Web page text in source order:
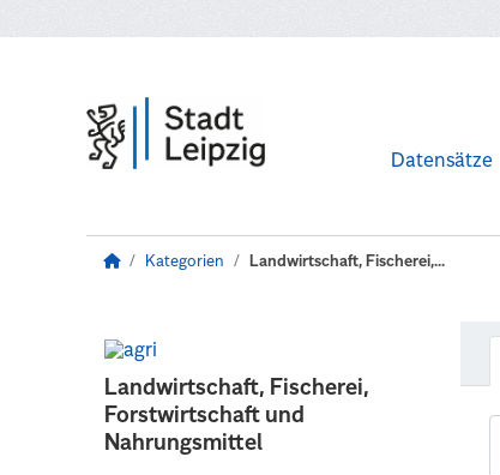
Datensätze
Kategorien Landwirtschaft, Fischerei,...
Landwirtschaft, Fischerei,
Forstwirtschaft und
Nahrungsmittel